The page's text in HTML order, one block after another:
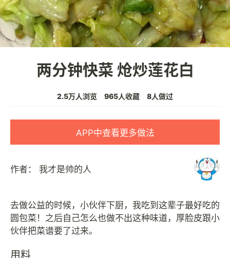
两分钟快菜 炝炒莲花白
2.5万人浏览 965人收藏 8人做过
APP中查看更多做法
作者： 我才是帅的人
去做公益的时候，小伙伴下厨，我吃到这辈子最好吃的
圆包菜！之后自己怎么也做不出这种味道，厚脸皮跟小
用料